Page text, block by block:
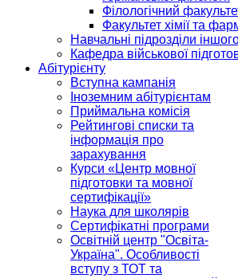
Філологічний
Факультет хімії та
Навчальні підрозділи
Кафедра військової
Абітурієнту
Вступна кампанія
Іноземним абітурієнтам
Приймальна комісія
Рейтингові списки та
інформація про
зарахування
Курси «Центр мовної
підготовки та мовної
сертифікації»
Наука для школярів
Сертифікатні програми
Освітній центр "Освіта-
Україна". Особливості
вступу з ТОТ та